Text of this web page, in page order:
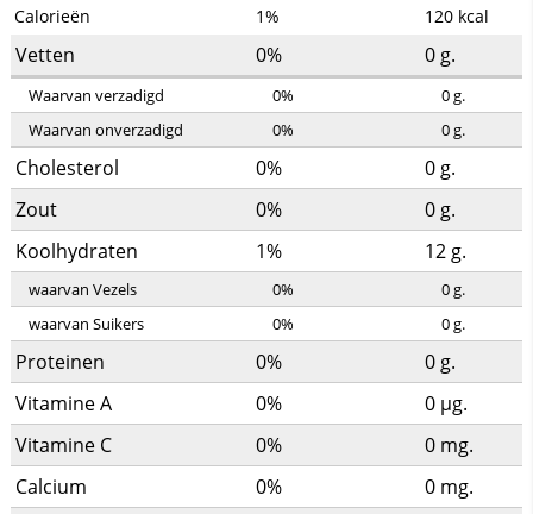
Calorieën 1% 120 kcal
Vetten 0% 0 g.
Waarvan verzadigd 0% 0g.
Waarvan onverzadigd
0% 0g.
Cholesterol 0% 0 g.
Zout
0% 0 g.
Koolhydraten
1% 12 g.
waarvan Vezels 0% 0g.
waarvan Suikers
0% 0g.
Proteinen 0% 0 g.
Vitamine A
0% 0 µg.
Vitamine C
0% 0 mg.
Calcium
0% 0 mg.